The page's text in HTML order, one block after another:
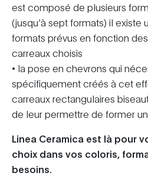
est composé de plusieurs
(jusqu’à sept formats) il
formats prévus en fonction
carreaux choisis
• la pose en chevrons qui
spécifiquement créés à cet
carreaux rectangulaires
de leur permettre de former
Linea Ceramica est là pour
choix dans vos coloris,
besoins.